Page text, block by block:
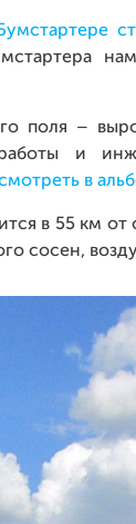
поля –
и
в
в 55 км
сосен,